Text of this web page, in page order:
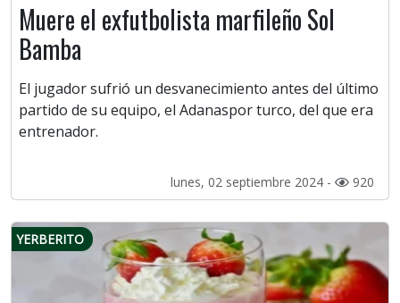
Muere el exfutbolista marfileño Sol
Bamba
El jugador sufrió un desvanecimiento antes del último
partido de su equipo, el Adanaspor turco, del que era
entrenador.
lunes, 02 septiembre 2024 - 920
YERBERITO